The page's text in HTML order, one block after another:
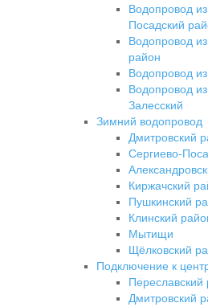
Водопровод
Посадский
Водопровод
район
Водопровод
Водопровод
Залесский
Зимний водопровод
Дмитровский
Сергиево-
Киржачский
Пушкинский
Клинский
Мытищи
Щёлковский
Подключение к
Переславский
Дмитровский